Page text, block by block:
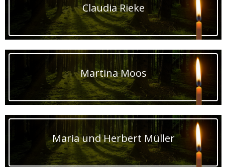
Claudia Rieke
Martina Moos
Maria und Herbert Müller